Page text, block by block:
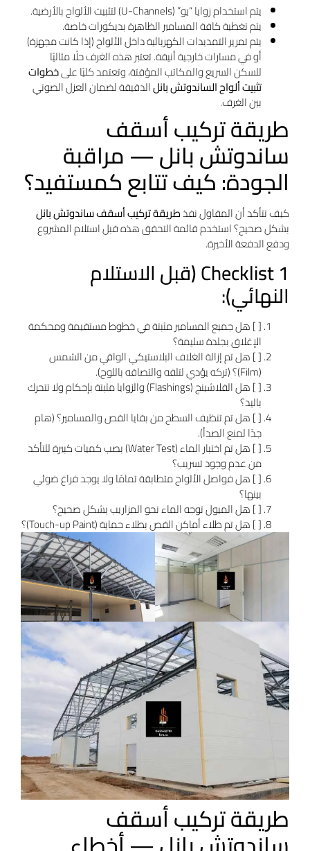
يتم استخدام زوايا “يو” (U-Channels) لتثبيت الألواح بالأرضية.
يتم تغطية كافة المسامير الظاهرة بديكورات خاصة.
يتم تمرير التمديدات الكهربائية داخل الألواح (إذا كانت مجهزة)
أو في مسارات خارجية أنيقة. تعتبر هذه الغرف حلًا مثاليًا
للسكن السريع والمكاتب المؤقتة، وتعتمد كليًا علىخطوات
تثبيت ألواح الساندوتش بانلالدقيقة لضمان العزل الصوتي
بين الغرف.
طريقة تركيب أسقف
ساندوتش بانل — مراقبة
الجودة: كيف تتابع كمستفيد؟
كيف تتأكد أن المقاول نفذطريقة تركيب أسقف ساندوتش بانل
بشكل صحيح؟ استخدم قائمة التحقق هذه قبل استلام المشروع
ودفع الدفعة الأخيرة.
Checklist 1 (قبل الاستلام
النهائي):
[ ] هل جميع المسامير مثبتة في خطوط مستقيمة ومحكمة
الإغلاق بجلدة سليمة؟
[ ] هل تم إزالة الغلاف البلاستيكي الواقي من الشمس
(Film)؟ (تركه يؤدي لتلفه والتصاقه باللوح).
[ ] هل الفلاشينج (Flashings) والزوايا مثبتة بإحكام ولا تتحرك
باليد؟
[ ] هل تم تنظيف السطح من بقايا القص والمسامير؟ (هام
جدًا لمنع الصدأ).
[ ] هل تم اختبار الماء (Water Test) بصب كميات كبيرة للتأكد
من عدم وجود تسريب؟
[ ] هل فواصل الألواح متطابقة تمامًا ولا يوجد فراغ ضوئي
بينها؟
[ ] هل الميول توجه الماء نحو المزاريب بشكل صحيح؟
[ ] هل تم طلاء أماكن القص بطلاء حماية (Touch-up Paint)؟
طريقة تركيب أسقف